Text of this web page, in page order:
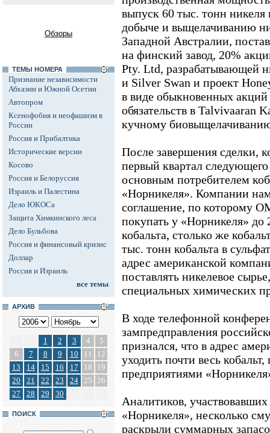
Обзоры
ТЕМЫ НОМЕРА
Признание независимости
Абхазии и Южной Осетии
Автопром
Ксенофобия и неофашизм в
России
Россия и Прибалтика
Исторические версии
Косово
Россия и Белоруссия
Израиль и Палестина
Дело ЮКОСа
Защита Химкинского леса
Дело Бульбова
Россия и финансовый кризис
Доллар
Россия и Израиль
все темы
АРХИВ
1 2 3 4
5
6
7 8 9 10 11
12
13
14 15 16 17 18
19
20
21 22 23 24 25 26
27
28 29 30
ПОИСК
выпуск 60 тыс. тонн никеля
добыче и выщелачиванию
Западной Австралии,
на финский завод, 20%
Pty. Ltd, разрабатывающей
и Silver Swan и проект
в виде обыкновенных
обязательств в Talvivaaran
кучному
После завершения сделки,
первый квартал
основным потребителем
«Норникеля». Компании
соглашение, по которому
покупать у «Норникеля» до
кобальта, столько же
тыс. тонн кобальта в
адрес американской
поставлять никелевое
специальных химических
В ходе телефонной
зампредправления
признался, что в адрес
уходить почти весь
предприятиями
Аналитиков,
«Норникеля», несколько
раскрыли суммарных